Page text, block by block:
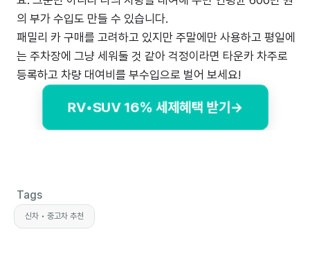
의 부가 수입도 만들 수 있습니다.
패밀리 카 구매를 고려하고 있지만 주말에만 사용하고 평일에
는 주차장에 그냥 세워둘 것 같아 걱정이라면 타운카 차주로
등록하고 차량 대여비를 부수입으로 벌어 보세요!
RV•SUV 16% 세제혜택 받기→
Tags
신차 • 중고차 추천